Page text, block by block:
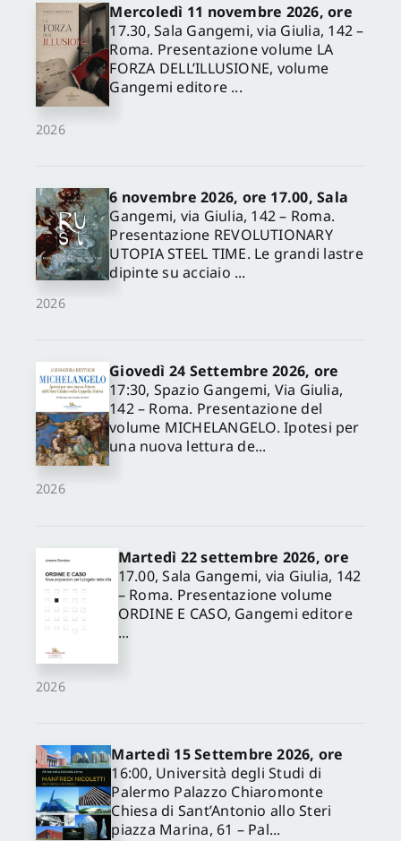
2026
Mercoledì 11 novembre 2026, ore
17.30, Sala Gangemi, via Giulia, 142 –
Roma. Presentazione volume LA
FORZA DELL’ILLUSIONE, volume
Gangemi editore ...
2026
6 novembre 2026, ore 17.00, Sala
Gangemi, via Giulia, 142 – Roma.
Presentazione REVOLUTIONARY
UTOPIA STEEL TIME. Le grandi lastre
dipinte su acciaio ...
2026
Giovedì 24 Settembre 2026, ore
17:30, Spazio Gangemi, Via Giulia,
142 – Roma. Presentazione del
volume MICHELANGELO. Ipotesi per
una nuova lettura de...
2026
Martedì 22 settembre 2026, ore
17.00, Sala Gangemi, via Giulia, 142
– Roma. Presentazione volume
ORDINE E CASO, Gangemi editore
...
Martedì 15 Settembre 2026, ore
16:00, Università degli Studi di
Palermo Palazzo Chiaromonte
Chiesa di Sant’Antonio allo Steri
piazza Marina, 61 – Pal...